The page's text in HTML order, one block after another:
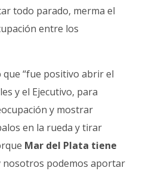
todo parado, merma el
entre los
“fue positivo abrir el
y el Ejecutivo, para
y mostrar
en la rueda y tirar
Mar del Plata tiene
nosotros podemos aportar